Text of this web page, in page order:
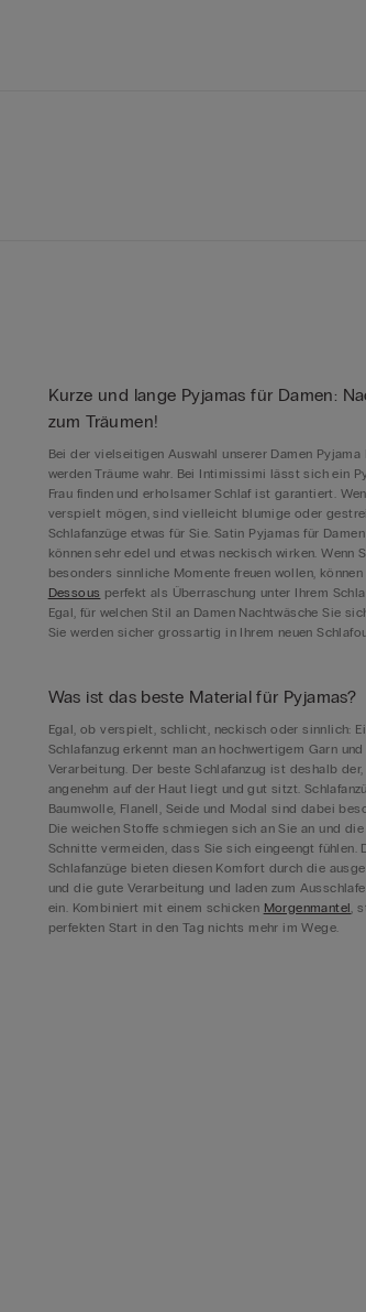
Kurze und lange Pyjamas für Damen:
zum Träumen!
Bei der vielseitigen Auswahl unserer Damen
werden Träume wahr. Bei Intimissimi lässt sich ein
Frau finden und erholsamer Schlaf ist garantiert.
verspielt mögen, sind vielleicht blumige oder
Schlafanzüge etwas für Sie. Satin Pyjamas für
können sehr edel und etwas neckisch wirken. Wenn
besonders sinnliche Momente freuen wollen, können
Dessous perfekt als Überraschung unter Ihrem
Egal, für welchen Stil an Damen Nachtwäsche Sie
Sie werden sicher grossartig in Ihrem neuen
Was ist das beste Material für Pyjamas?
Egal, ob verspielt, schlicht, neckisch oder sinnlich:
Schlafanzug erkennt man an hochwertigem Garn
Verarbeitung. Der beste Schlafanzug ist deshalb
angenehm auf der Haut liegt und gut sitzt.
Baumwolle, Flanell, Seide und Modal sind dabei
Die weichen Stoffe schmiegen sich an Sie an und
Schnitte vermeiden, dass Sie sich eingeengt fühlen.
Schlafanzüge bieten diesen Komfort durch die
und die gute Verarbeitung und laden zum
ein. Kombiniert mit einem schicken Morgenmantel,
perfekten Start in den Tag nichts mehr im Wege.